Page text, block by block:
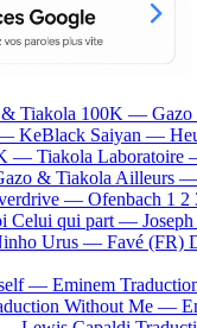
Tiakola 100K — Gazo
— KeBlack Saiyan —
— Tiakola Laboratoire
& TiakolaAilleurs —
— Ofenbach 1
Celui qui part —
Urus — Favé (FR)
— Eminem
Without Me —